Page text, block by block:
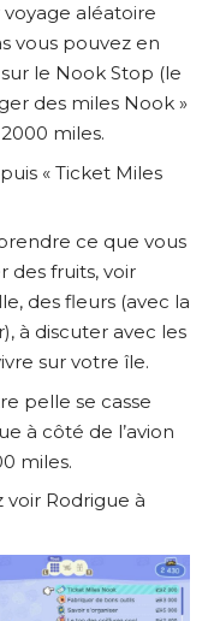
aléatoire
vous pouvez en
le Nook Stop (le
des miles Nook »
miles.
« Ticket Miles
ce que vous
des fruits, voir
des fleurs (avec la
à discuter avec les
sur votre île.
pelle se casse
à côté de l’avion
miles.
Rodrigue à